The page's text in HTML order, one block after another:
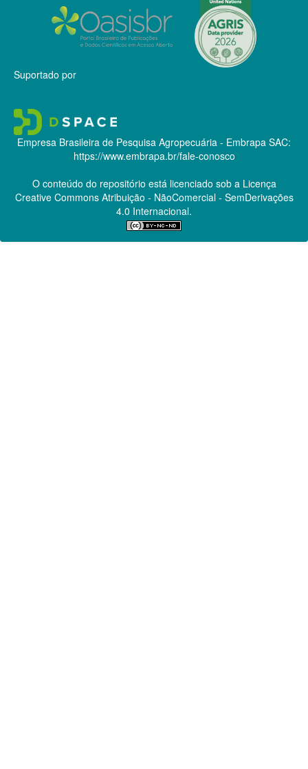
Suportado por
Empresa Brasileira de Pesquisa Agropecuária - Embrapa SAC:
https://www.embrapa.br/fale-conosco
O conteúdo do repositório está licenciado sob a Licença
Creative CommonsAtribuição - NãoComercial - SemDerivações
4.0 Internacional.